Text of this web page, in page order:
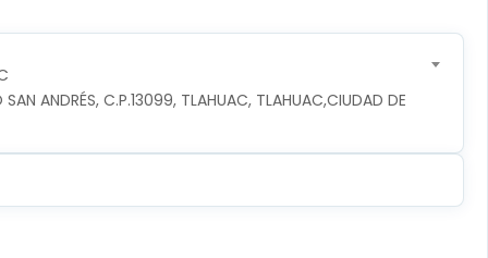
ANDRÉS, C.P.13099, TLAHUAC, TLAHUAC,CIUDAD DE